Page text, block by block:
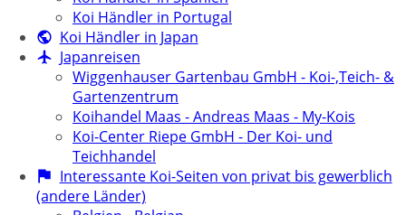
Koi Händler in Portugal
Koi Händler in Japan
Japanreisen
Wiggenhauser Gartenbau GmbH - Koi-,Teich- &
Gartenzentrum
Koihandel Maas - Andreas Maas - My-Kois
Koi-Center Riepe GmbH - Der Koi- und
Teichhandel
Interessante Koi-Seiten von privat bis gewerblich
(andere Länder)